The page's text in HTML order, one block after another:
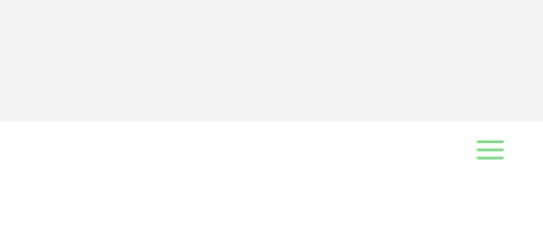
Main